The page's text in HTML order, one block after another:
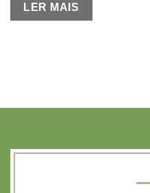
LER MAIS